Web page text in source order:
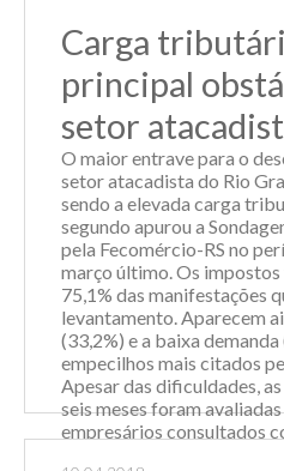
Carga
principal
setor
O maior entrave para o
setor atacadista do Rio
sendo a elevada carga
segundo apurou a
pela Fecomércio-RS no
março último. Os
75,1% das manifestações
levantamento. Aparecem
(33,2%) e a baixa
empecilhos mais citados
Apesar das dificuldades,
seis meses foram
empresários consultados